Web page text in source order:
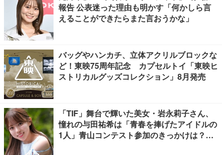
報告 公表迷った理由も明かす「何かしら言
えることができたらまた言おうかな」
バッグやハンカチ、立体アクリルブロックな
ど！東映75周年記念 カプセルトイ「東映ヒ
ストリカルグッズコレクション」8月発売
「TIF」舞台で輝いた美女・岩永莉子さん、
憧れの与田祐希は「青春を捧げたアイドルの
1人」青山コンテスト参加のきっかけは？